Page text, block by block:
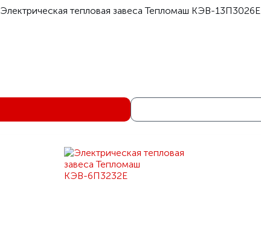
Электрическая тепловая завеса Тепломаш КЭВ-13П3026Е